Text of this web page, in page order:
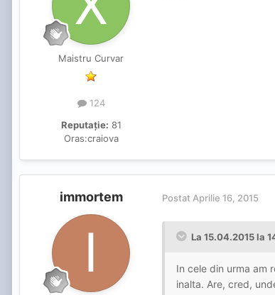
Maistru Curvar
124
Reputație: 81
Oras:craiova
immortem Postat Aprilie 16, 2015
La 15.04.2015 la
In cele din urma am
inalta. Are, cred,